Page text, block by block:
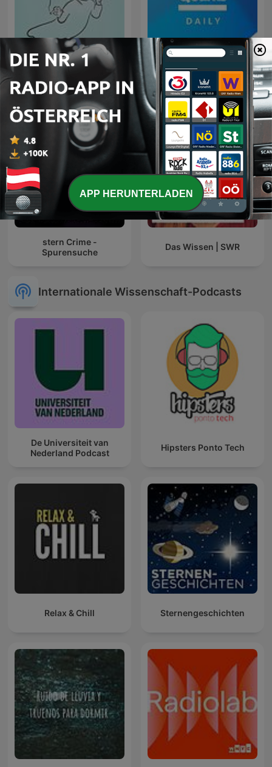
Rätsel des Unbewußten.
Psychoanalyse &
Psychotherapie.
Quarks Daily
stern Crime -
Spurensuche
Das Wissen | SWR
Internationale Wissenschaft-Podcasts
De Universiteit van
Nederland Podcast
Hipsters Ponto Tech
Relax & Chill Sternengeschichten
APP HERUNTERLADEN